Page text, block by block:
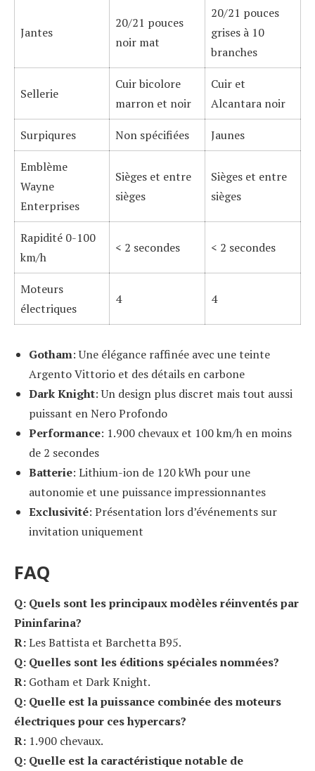
Jantes
20/21 pouces
noir mat
20/21 pouces
grises à 10
branches
Sellerie
Cuir bicolore
marron et noir
Cuir et
Alcantara noir
Surpiqures Non spécifiées Jaunes
Emblème
Wayne
Enterprises
Sièges et entre
sièges
Sièges et entre
sièges
Rapidité 0-100
km/h
< 2 secondes < 2 secondes
Moteurs
électriques
4 4
Gotham: Une élégance raffinée avec une teinte
Argento Vittorio et des détails en carbone
Dark Knight: Un design plus discret mais tout aussi
puissant en Nero Profondo
Performance: 1.900 chevaux et 100 km/h en moins
de 2 secondes
Batterie: Lithium-ion de 120 kWh pour une
autonomie et une puissance impressionnantes
Exclusivité: Présentation lors d’événements sur
invitation uniquement
FAQ
Q: Quels sont les principaux modèles réinventés par
Pininfarina?
R:Les Battista et Barchetta B95.
Q: Quelles sont les éditions spéciales nommées?
R: Gotham et Dark Knight.
Q: Quelle est la puissance combinée des moteurs
électriques pour ces hypercars?
R: 1.900 chevaux.
Q: Quelle est la caractéristique notable de